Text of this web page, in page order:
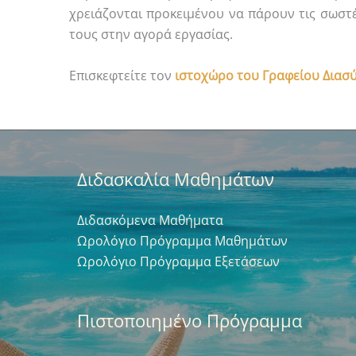
χρειάζονται προκειμένου να πάρουν τις
τους στην αγορά εργασίας.
Επισκεφτείτε τον ιστοχώρο του Γραφείου
Διδασκαλία Μαθημάτων
Διδασκόμενα Μαθήματα
Ωρολόγιο Πρόγραμμα Μαθημάτων
Ωρολόγιο Πρόγραμμα Εξετάσεων
Πιστοποιημένο Πρόγραμμα